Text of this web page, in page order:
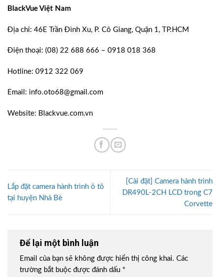
BlackVue Việt Nam
Địa chỉ: 46E Trần Đình Xu, P. Cô Giang, Quận 1, TP.HCM
Điện thoại: (08) 22 688 666 – 0918 018 368
Hotline: 0912 322 069
Email: info.oto68@gmail.com
Website: Blackvue.com.vn
Lắp đặt camera hành trình ô tô
tại huyện Nhà Bè
[Cài đặt] Camera hành trình
DR490L-2CH LCD trong C7
Corvette
Để lại một bình luận
Email của bạn sẽ không được hiển thị công khai. Các
trường bắt buộc được đánh dấu *